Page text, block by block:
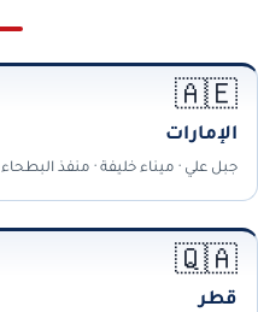
🇦🇪
الإمارات
جبل علي · ميناء خليفة · منفذ البطحاء
🇶🇦
قطر